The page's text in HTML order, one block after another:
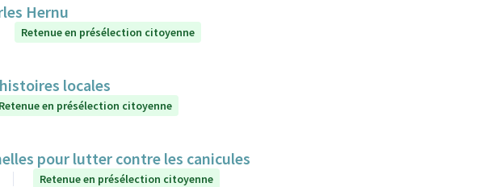
Hernu
Retenue en présélection citoyenne
locales
Retenue en présélection citoyenne
pour lutter contre les canicules
Retenue en présélection citoyenne